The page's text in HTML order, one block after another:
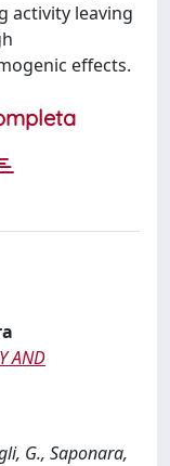
activity leaving
effects.
AND
G., Saponara,